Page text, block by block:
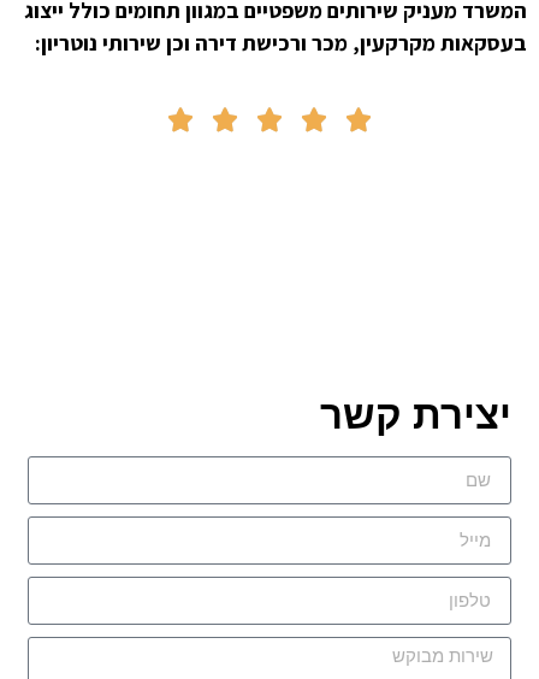
המשרד מעניק שירותים משפטיים במגוון תחומים כולל ייצוג
בעסקאות מקרקעין, מכר ורכישת דירה וכן שירותי נוטריון:





יצירת קשר